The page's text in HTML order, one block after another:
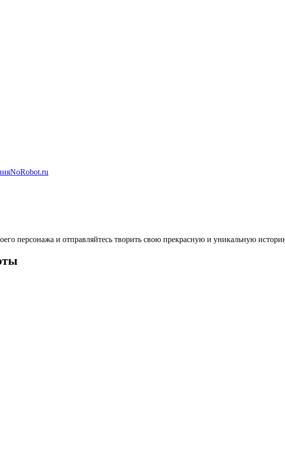
NoRobot.ru
персонажа и отправляйтесь творить свою прекрасную и уникальную